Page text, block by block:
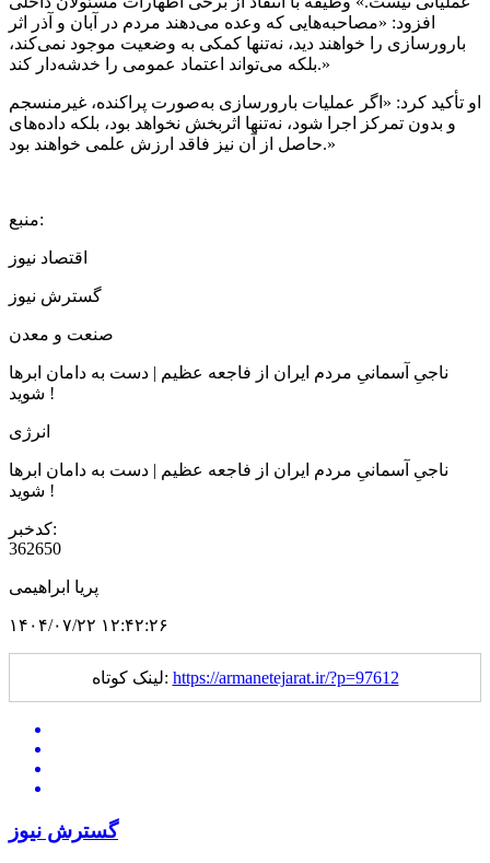
افزود: «مصاحبه‌هایی که وعده می‌دهند مردم در آبان و آذر اثر
بارورسازی را خواهند دید، نه‌تنها کمکی به وضعیت موجود نمی‌کند،
بلکه می‌تواند اعتماد عمومی را خدشه‌دار کند.»
او تأکید کرد: «اگر عملیات بارورسازی به‌صورت پراکنده، غیرمنسجم
و بدون تمرکز اجرا شود، نه‌تنها اثربخش نخواهد بود، بلکه داده‌های
حاصل از آن نیز فاقد ارزش علمی خواهند بود.»
منبع:
اقتصاد نیوز
گسترش نیوز
صنعت و معدن
ناجیِ آسمانیِ مردم ایران از فاجعه عظیم | دست به دامان ابرها
شوید !
انرژی
ناجیِ آسمانیِ مردم ایران از فاجعه عظیم | دست به دامان ابرها
شوید !
کدخبر:
362650
پریا ابراهیمی
۱۴۰۴/۰۷/۲۲ ۱۲:۴۲:۲۶
لینک کوتاه: https://armanetejarat.ir/?p=97612
گسترش نیوز